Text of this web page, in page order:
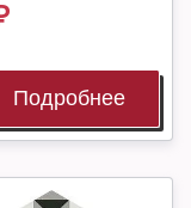
Подробнее